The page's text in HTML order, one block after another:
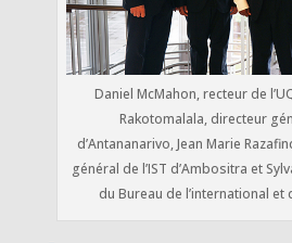
Daniel McMahon, recteur de
Rakotomalala, directeur
d’Antananarivo, Jean Marie
général de l’IST d’Ambositra et
du Bureau de l’international et